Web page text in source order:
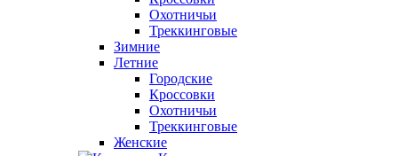
Охотничьи
Треккинговые
Зимние
Летние
Городские
Кроссовки
Охотничьи
Треккинговые
Женские